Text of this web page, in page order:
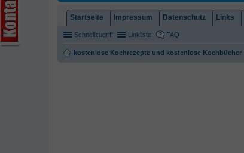
Startseite Impressum Datenschutz Links
Schnellzugriff Linkliste FAQ
kostenlose Kochrezepte und kostenlose Kochbücher